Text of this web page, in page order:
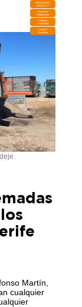
DESCARGA
MIRAPLAY
Buzón de
Sugerencias
Contratar
Publicidad
Contacto
Comercial
Martín,
cualquier